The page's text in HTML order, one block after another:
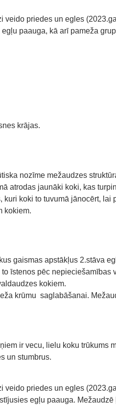
priedes un egles
paauga, kā arī pameža
krājas.
nozīme mežaudzes
atrodas jaunāki koki, kas
koki to tuvumā jānocērt,
kokiem.
gaismas apstākļus 2.stāva
īstenos pēc
kokiem.
krūmu saglabāšanai.
ir vecu, lielu koku
un stumbrus.
priedes un egles
egļu paauga. Mežaudzē